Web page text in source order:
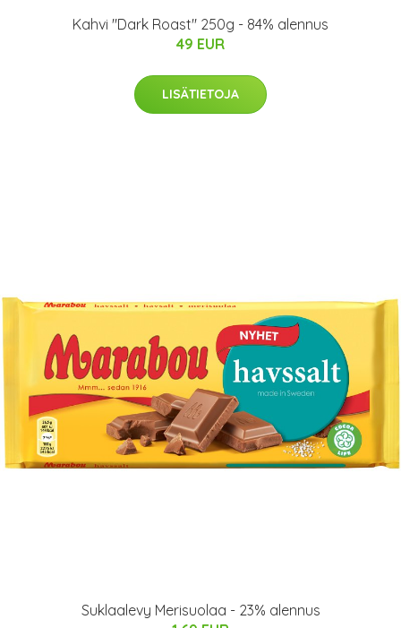
Kahvi "Dark Roast" 250g - 84% alennus
49 EUR
LISÄTIETOJA
Suklaalevy Merisuolaa - 23% alennus